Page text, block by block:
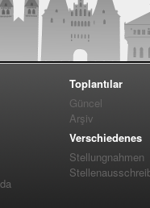
Toplantılar
Güncel
Arşiv
Verschiedenes
Stellungnahmen